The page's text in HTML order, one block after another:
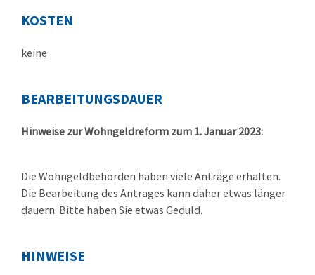
KOSTEN
keine
BEARBEITUNGSDAUER
Hinweise zur Wohngeldreform zum 1. Januar 2023:
Die Wohngeldbehörden haben viele Anträge erhalten.
Die Bearbeitung des Antrages kann daher etwas länger
dauern. Bitte haben Sie etwas Geduld.
HINWEISE